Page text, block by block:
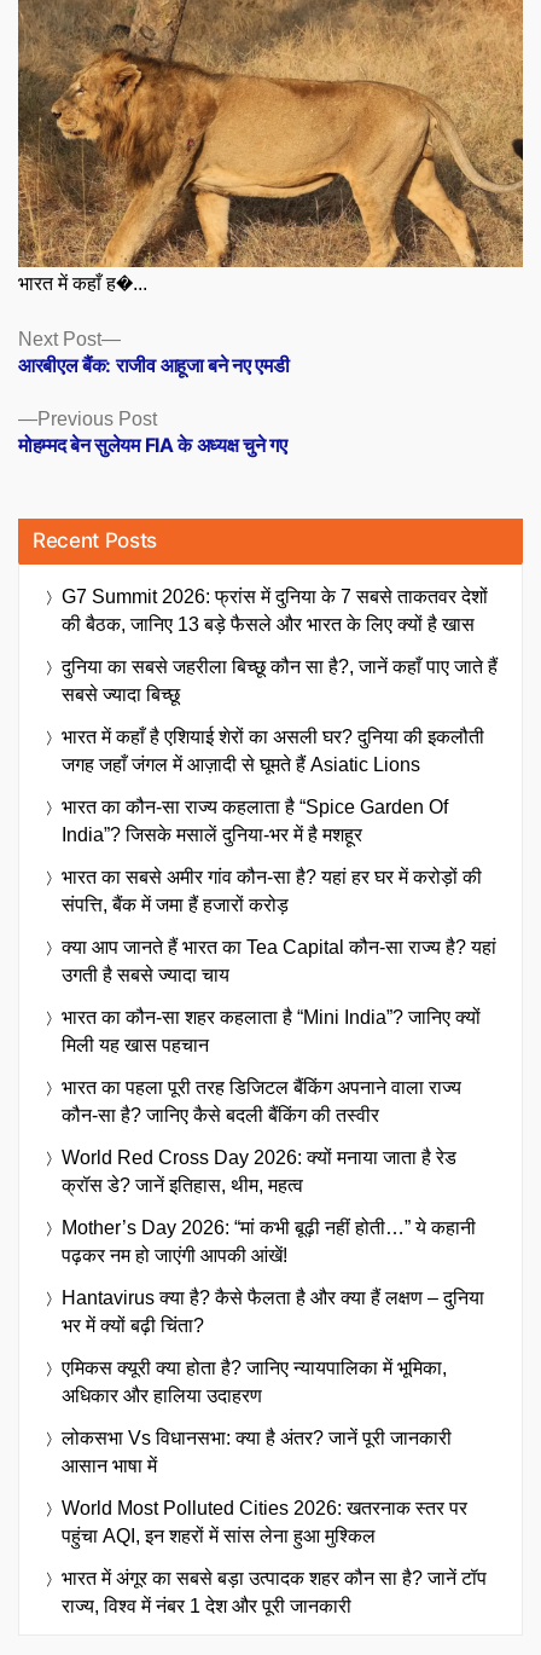
भारत में कहाँ ह�...
Posts
navigation
Previous PostPrevious
post:
मोहम्मद बेन सुलेयम FIA के अध्यक्ष चुने गए
Next Post
Next
post:
आरबीएल बैंक: राजीव आहूजा बने नए एमडी
Recent Posts
G7 Summit 2026: फ्रांस में दुनिया के 7 सबसे ताकतवर देशों
की बैठक, जानिए 13 बड़े फैसले और भारत के लिए क्यों है खास
दुनिया का सबसे जहरीला बिच्छू कौन सा है?, जानें कहाँ पाए जाते हैं
सबसे ज्यादा बिच्छू
भारत में कहाँ है एशियाई शेरों का असली घर? दुनिया की इकलौती
जगह जहाँ जंगल में आज़ादी से घूमते हैं Asiatic Lions
भारत का कौन-सा राज्य कहलाता है “Spice Garden Of
India”? जिसके मसालें दुनिया-भर में है मशहूर
भारत का सबसे अमीर गांव कौन-सा है? यहां हर घर में करोड़ों की
संपत्ति, बैंक में जमा हैं हजारों करोड़
क्या आप जानते हैं भारत का Tea Capital कौन-सा राज्य है? यहां
उगती है सबसे ज्यादा चाय
भारत का कौन-सा शहर कहलाता है “Mini India”? जानिए क्यों
मिली यह खास पहचान
भारत का पहला पूरी तरह डिजिटल बैंकिंग अपनाने वाला राज्य
कौन-सा है? जानिए कैसे बदली बैंकिंग की तस्वीर
World Red Cross Day 2026: क्यों मनाया जाता है रेड
क्रॉस डे? जानें इतिहास, थीम, महत्व
Mother’s Day 2026: “मां कभी बूढ़ी नहीं होती…” ये कहानी
पढ़कर नम हो जाएंगी आपकी आंखें!
Hantavirus क्या है? कैसे फैलता है और क्या हैं लक्षण – दुनिया
भर में क्यों बढ़ी चिंता?
एमिकस क्यूरी क्या होता है? जानिए न्यायपालिका में भूमिका,
अधिकार और हालिया उदाहरण
लोकसभा Vs विधानसभा: क्या है अंतर? जानें पूरी जानकारी
आसान भाषा में
World Most Polluted Cities 2026: खतरनाक स्तर पर
पहुंचा AQI, इन शहरों में सांस लेना हुआ मुश्किल
भारत में अंगूर का सबसे बड़ा उत्पादक शहर कौन सा है? जानें टॉप
राज्य, विश्व में नंबर 1 देश और पूरी जानकारी